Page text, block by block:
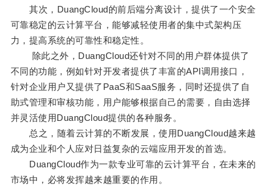
其次，DuangCloud的前后端分离设计，提供了一个安全
可靠稳定的云计算平台，能够减轻使用者的集中式架构压
力，提高系统的可靠性和稳定性。
除此之外，DuangCloud还针对不同的用户群体提供了
不同的功能，例如针对开发者提供了丰富的API调用接口，
针对企业用户又提供了PaaS和SaaS服务，同时还提供了自
助式管理和审核功能，用户能够根据自己的需要，自由选择
并灵活使用DuangCloud提供的各种服务。
总之，随着云计算的不断发展，使用DuangCloud越来越
成为企业和个人应对日益复杂的云端应用开发的首选。
DuangCloud作为一款专业可靠的云计算平台，在未来的
市场中，必将发挥越来越重要的作用。